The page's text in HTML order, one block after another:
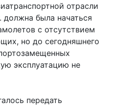
отрасли
была начаться
с отсутствием
но до сегодняшнего
эксплуатацию не
передать